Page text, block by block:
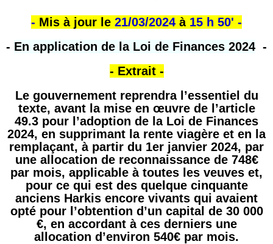
- Mis à jour le 21/03/2024 à 15 h 50' -
- En application de la Loi de Finances 2024 -
- Extrait -
Le gouvernement reprendra l’essentiel du
texte, avant la mise en œuvre de l’article
49.3 pour l’adoption de la Loi de Finances
2024, en supprimant la rente viagère et en la
remplaçant, à partir du 1er janvier 2024, par
une allocation de reconnaissance de 748€
par mois, applicable à toutes les veuves et,
pour ce qui est des quelque cinquante
anciens Harkis encore vivants qui avaient
opté pour l’obtention d’un capital de 30 000
€, en accordant à ces derniers une
allocation d’environ 540€ par mois.